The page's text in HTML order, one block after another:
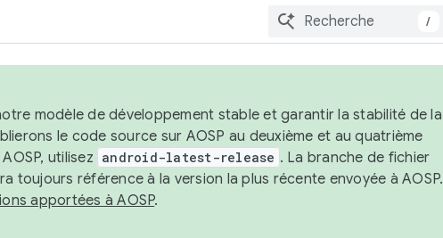
/
modèle de développement stable et garantir la stabilité de la
le code source sur AOSP au deuxième et au quatrième
utilisez android-latest-release . La branche de fichier
toujours référence à la version la plus récente envoyée à AOSP.
apportées à AOSP.